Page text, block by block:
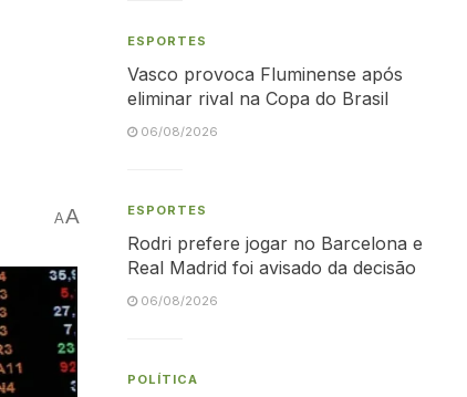
AA
ESPORTES
Vasco provoca Fluminense após
eliminar rival na Copa do Brasil
06/08/2026
ESPORTES
Rodri prefere jogar no Barcelona e
Real Madrid foi avisado da decisão
06/08/2026
POLÍTICA